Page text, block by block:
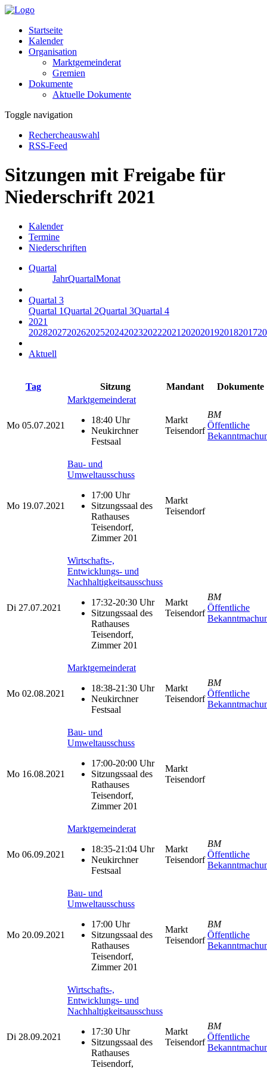
Startseite
Kalender
Organisation
Marktgemeinderat
Gremien
Dokumente
Aktuelle Dokumente
Toggle navigation
Rechercheauswahl
RSS-Feed
Sitzungen mit Freigabe für
Niederschrift 2021
Kalender
Termine
Niederschriften
Quartal
JahrQuartalMonat
Quartal 3
Quartal 1Quartal 2Quartal 3Quartal 4
2021
20282027202620252024202320222021 2020201920182017
Aktuell
Tag Sitzung Mandant Dokumente
Mo 05.07.2021
Marktgemeinderat
18:40 Uhr
Neukirchner
Festsaal
Markt
Teisendorf
BM
Öffentliche
Mo 19.07.2021
Bau- und
Umweltausschuss
17:00 Uhr
Sitzungssaal des
Rathauses
Teisendorf,
Zimmer 201
Markt
Teisendorf
Di 27.07.2021
Wirtschafts-,
Entwicklungs- und
Nachhaltigkeitsausschuss
17:32-20:30 Uhr
Sitzungssaal des
Rathauses
Teisendorf,
Zimmer 201
Markt
Teisendorf
BM
Öffentliche
Mo 02.08.2021
Marktgemeinderat
18:38-21:30 Uhr
Neukirchner
Festsaal
Markt
Teisendorf
BM
Öffentliche
Mo 16.08.2021
Bau- und
Umweltausschuss
17:00-20:00 Uhr
Sitzungssaal des
Rathauses
Teisendorf,
Zimmer 201
Markt
Teisendorf
Mo 06.09.2021
Marktgemeinderat
18:35-21:04 Uhr
Neukirchner
Festsaal
Markt
Teisendorf
BM
Öffentliche
Mo 20.09.2021
Bau- und
Umweltausschuss
17:00 Uhr
Sitzungssaal des
Rathauses
Teisendorf,
Zimmer 201
Markt
Teisendorf
BM
Öffentliche
Di 28.09.2021
Wirtschafts-,
Entwicklungs- und
Nachhaltigkeitsausschuss
17:30 Uhr
Sitzungssaal des
Rathauses
Teisendorf,
Markt
Teisendorf
BM
Öffentliche